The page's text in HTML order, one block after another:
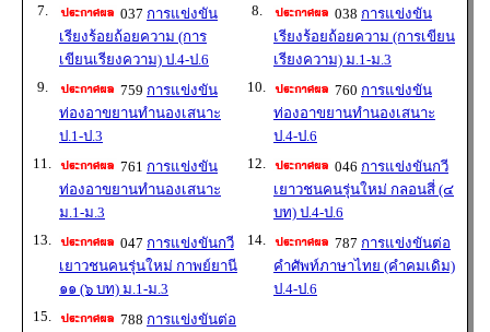
7.
037 การแข่งขัน
เรียงร้อยถ้อยความ (การ
เขียนเรียงความ) ป.4-ป.6
8. 038 การแข่งขัน
เรียงร้อยถ้อยความ (การเขียน
เรียงความ) ม.1-ม.3
9.
759 การแข่งขัน
ท่องอาขยานทำนองเสนาะ
ป.1-ป.3
10. 760 การแข่งขัน
ท่องอาขยานทำนองเสนาะ
ป.4-ป.6
11.
761 การแข่งขัน
ท่องอาขยานทำนองเสนาะ
ม.1-ม.3
12. 046 การแข่งขันกวี
เยาวชนคนรุ่นใหม่ กลอนสี่ (๔
บท) ป.4-ป.6
13.
047 การแข่งขันกวี
เยาวชนคนรุ่นใหม่ กาพย์ยานี
๑๑ (๖ บท) ม.1-ม.3
14. 787 การแข่งขันต่อ
คำศัพท์ภาษาไทย (คำคมเดิม)
ป.4-ป.6
15.
788 การแข่งขันต่อ